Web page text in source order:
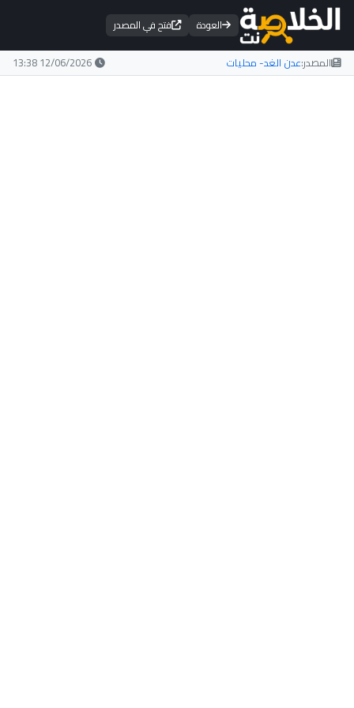
العودة فتح في المصدر
المصدر:عدن الغد- محليات 12/06/2026 13:38